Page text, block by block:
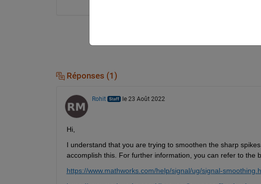
Réponses (1)
Rohit le 23 Août 2022
Hi,
I understand that you are trying to smoothen the sharp
accomplish this. For further information, you can refer to the
https://www.mathworks.com/help/signal/ug/signal-